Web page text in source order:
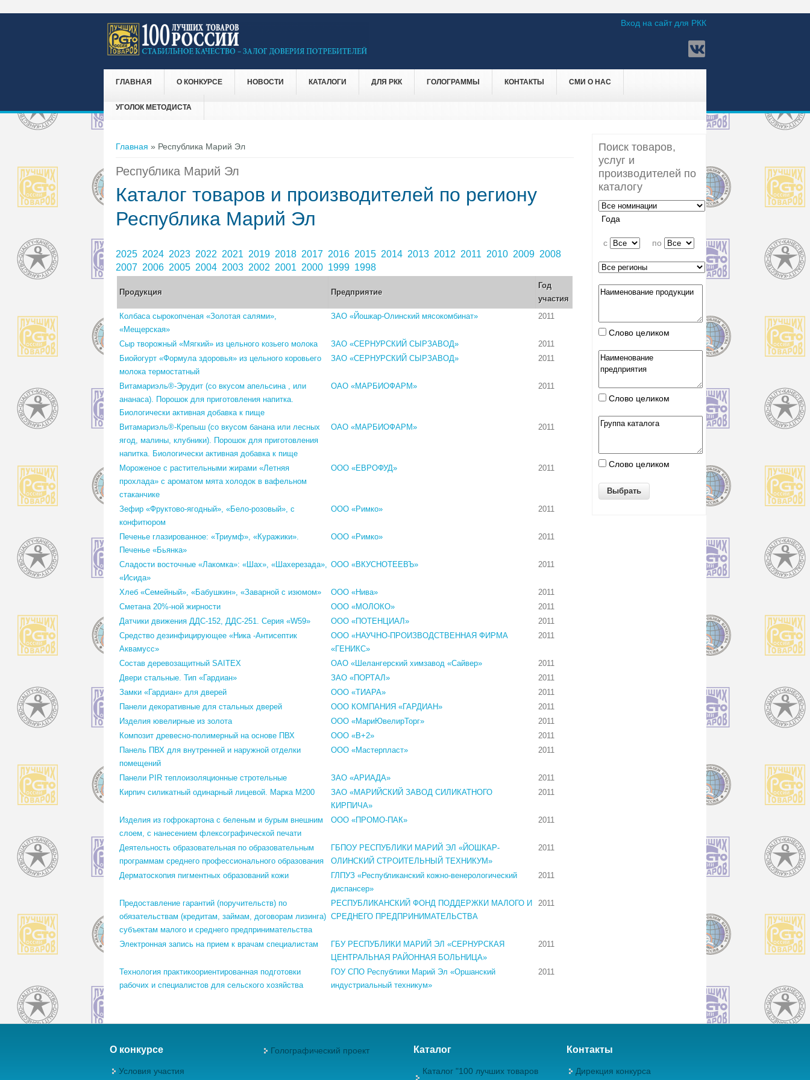
Вход на сайт для РКК
ГЛАВНАЯ О КОНКУРСЕ НОВОСТИ КАТАЛОГИ ДЛЯ РКК ГОЛОГРАММЫ КОНТАКТЫ СМИ О НАС
УГОЛОК МЕТОДИСТА
Вы здесь
Главная » Республика Марий Эл
Республика Марий Эл
Каталог товаров и производителей по региону
Республика Марий Эл
2025 2024 2023 2022 2021 2019 2018 2017 2016 2015 2014 2013 2012 2011 2010 2009 2008
2007 2006 2005 2004 2003 2002 2001 2000 1999 1998
Продукция Предприятие
Год
участия
Колбаса сырокопченая «Золотая салями»,
«Мещерская»
ЗАО «Йошкар-Олинский мясокомбинат» 2011
Сыр творожный «Мягкий» из цельного козьего молока ЗАО «СЕРНУРСКИЙ СЫРЗАВОД»
2011
Биойогурт «Формула здоровья» из цельного коровьего
молока термостатный
ЗАО «СЕРНУРСКИЙ СЫРЗАВОД» 2011
Витамариэль®-Эрудит (со вкусом апельсина , или
ананаса). Порошок для приготовления напитка.
Биологически активная добавка к пище
ОАО «МАРБИОФАРМ» 2011
Витамариэль®-Крепыш (со вкусом банана или лесных
ягод, малины, клубники). Порошок для приготовления
напитка. Биологически активная добавка к пище
ОАО «МАРБИОФАРМ» 2011
Мороженое с растительными жирами «Летняя
прохлада» с ароматом мята холодок в вафельном
стаканчике
ООО «ЕВРОФУД» 2011
Зефир «Фруктово-ягодный», «Бело-розовый», с
конфитюром
ООО «Римко» 2011
Печенье глазированное: «Триумф», «Куражики».
Печенье «Бьянка»
ООО «Римко» 2011
Сладости восточные «Лакомка»: «Шах», «Шахерезада»,
«Исида»
ООО «ВКУСНОТЕЕВЪ» 2011
Хлеб «Семейный», «Бабушкин», «Заварной с изюмом» ООО «Нива»
2011
Сметана 20%-ной жирности
ООО «МОЛОКО»
2011
Датчики движения ДДС-152, ДДС-251. Серия «W59»
ООО «ПОТЕНЦИАЛ»
2011
Средство дезинфицирующее «Ника -Антисептик
Аквамусс»
ООО «НАУЧНО-ПРОИЗВОДСТВЕННАЯ ФИРМА
«ГЕНИКС»
2011
Состав деревозащитный SAITEX ОАО «Шелангерский химзавод «Сайвер»
2011
Двери стальные. Тип «Гардиан»
ЗАО «ПОРТАЛ»
2011
Замки «Гардиан» для дверей
ООО «ТИАРА»
2011
Панели декоративные для стальных дверей
ООО КОМПАНИЯ «ГАРДИАН»
2011
Изделия ювелирные из золота
ООО «МариЮвелирТорг»
2011
Композит древесно-полимерный на основе ПВХ
ООО «В+2»
2011
Панель ПВХ для внутренней и наружной отделки
помещений
ООО «Мастерпласт» 2011
Панели PIR теплоизоляционные стротельные ЗАО «АРИАДА»
2011
Кирпич силикатный одинарный лицевой. Марка М200
ЗАО «МАРИЙСКИЙ ЗАВОД СИЛИКАТНОГО
КИРПИЧА»
2011
Изделия из гофрокартона с беленым и бурым внешним
слоем, с нанесением флексографической печати
ООО «ПРОМО-ПАК» 2011
Деятельность образовательная по образовательным
программам среднего профессионального образования
ГБПОУ РЕСПУБЛИКИ МАРИЙ ЭЛ «ЙОШКАР-
ОЛИНСКИЙ СТРОИТЕЛЬНЫЙ ТЕХНИКУМ»
2011
Дерматоскопия пигментных образований кожи
ГЛПУЗ «Республиканский кожно-венерологический
диспансер»
2011
Предоставление гарантий (поручительств) по
обязательствам (кредитам, займам, договорам лизинга)
субъектам малого и среднего предпринимательства
РЕСПУБЛИКАНСКИЙ ФОНД ПОДДЕРЖКИ МАЛОГО И
СРЕДНЕГО ПРЕДПРИНИМАТЕЛЬСТВА
2011
Электронная запись на прием к врачам специалистам
ГБУ РЕСПУБЛИКИ МАРИЙ ЭЛ «СЕРНУРСКАЯ
ЦЕНТРАЛЬНАЯ РАЙОННАЯ БОЛЬНИЦА»
2011
Технология практикоориентированная подготовки
рабочих и специалистов для сельского хозяйства
ГОУ СПО Республики Марий Эл «Оршанский
индустриальный техникум»
2011
Поиск товаров,
услуг и
производителей по
каталогу
Года
c по
Слово целиком
Слово целиком
Слово целиком
О конкурсе
Условия участия
Голографический проект Каталог
Каталог "100 лучших товаров
Контакты
Дирекция конкурса